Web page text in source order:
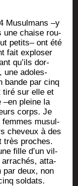
Musul­mans –y
une chaise rou­
petits– ont été
fait explo­ser
qu’ils dor­
une ado­les­
bande par cinq
tiré sur elle et
–en pleine la
corps. Je
femmes musul­
che­veux à des
très proches.
fille d’un vil­
arra­chés, atta­
par deux, non
soldats.